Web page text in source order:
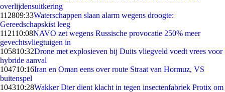
overlijdensuitkering
112809:33Waterschappen slaan alarm wegens droogte:
Gereedschapskist leeg
112110:08NAVO zet wegens Russische provocatie 250% meer
gevechtsvliegtuigen in
105810:32Drone met explosieven bij Duits vliegveld voedt vrees voor
hybride aanval
104710:16Iran en Oman eens over route Straat van Hormuz, VS
buitenspel
104310:28Wakker Dier dient klacht in tegen insectenfabriek Protix om